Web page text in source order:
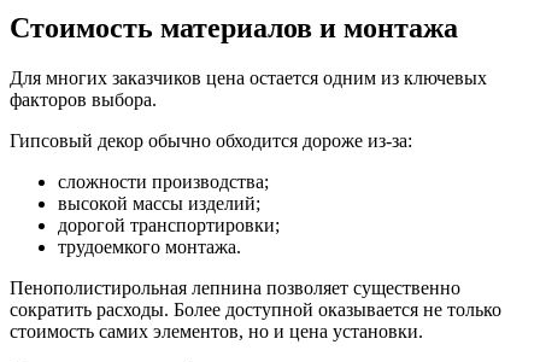
Стоимость материалов и монтажа
Для многих заказчиков цена остается одним из ключевых
факторов выбора.
Гипсовый декор обычно обходится дороже из-за:
сложности производства;
высокой массы изделий;
дорогой транспортировки;
трудоемкого монтажа.
Пенополистирольная лепнина позволяет существенно
сократить расходы. Более доступной оказывается не только
стоимость самих элементов, но и цена установки.